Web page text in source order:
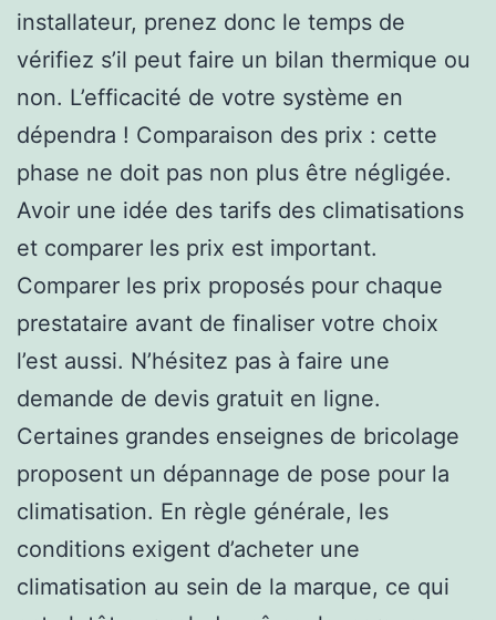
installateur, prenez donc le temps de
vérifiez s’il peut faire un bilan thermique ou
non. L’efficacité de votre système en
dépendra ! Comparaison des prix : cette
phase ne doit pas non plus être négligée.
Avoir une idée des tarifs des climatisations
et comparer les prix est important.
Comparer les prix proposés pour chaque
prestataire avant de finaliser votre choix
l’est aussi. N’hésitez pas à faire une
demande de devis gratuit en ligne.
Certaines grandes enseignes de bricolage
proposent un dépannage de pose pour la
climatisation. En règle générale, les
conditions exigent d’acheter une
climatisation au sein de la marque, ce qui